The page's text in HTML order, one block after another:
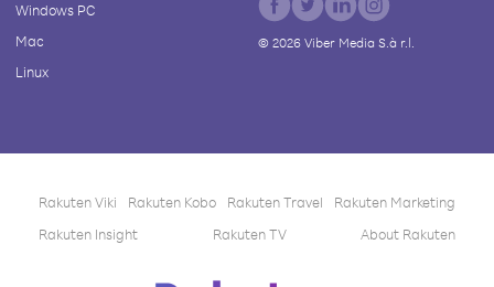
Windows PC
Mac
Linux
© 2026Viber Media S.à r.l.
Rakuten Viki Rakuten Kobo Rakuten Travel
Rakuten Marketing
Rakuten Insight
Rakuten TV About Rakuten